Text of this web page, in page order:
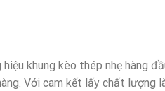
khung kèo thép nhẹ hàng
Với cam kết lấy chất